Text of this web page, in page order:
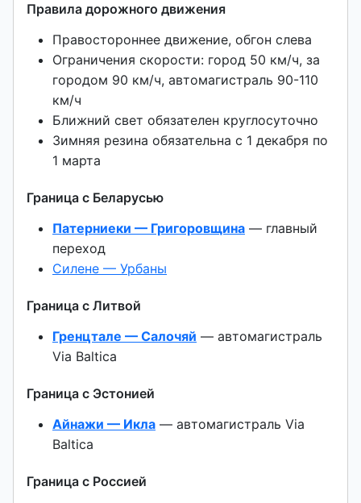
Правила дорожного движения
Правостороннее движение, обгон слева
Ограничения скорости: город 50 км/ч, за
городом 90 км/ч, автомагистраль 90-110
км/ч
Ближний свет обязателен круглосуточно
Зимняя резина обязательна с 1 декабря по
1 марта
Граница с Беларусью
Патерниеки — Григоровщина — главный
переход
Силене — Урбаны
Граница с Литвой
Гренцтале — Салочяй — автомагистраль
Via Baltica
Граница с Эстонией
Айнажи — Икла — автомагистраль Via
Baltica
Граница с Россией